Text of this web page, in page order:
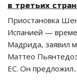
в третьих
Приостановка
Испанией —
Мадрида, заявил
Маттео
ЕС. Он предложил...